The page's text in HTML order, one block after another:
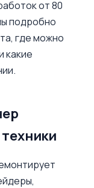
от 80
подробно
где можно
какие